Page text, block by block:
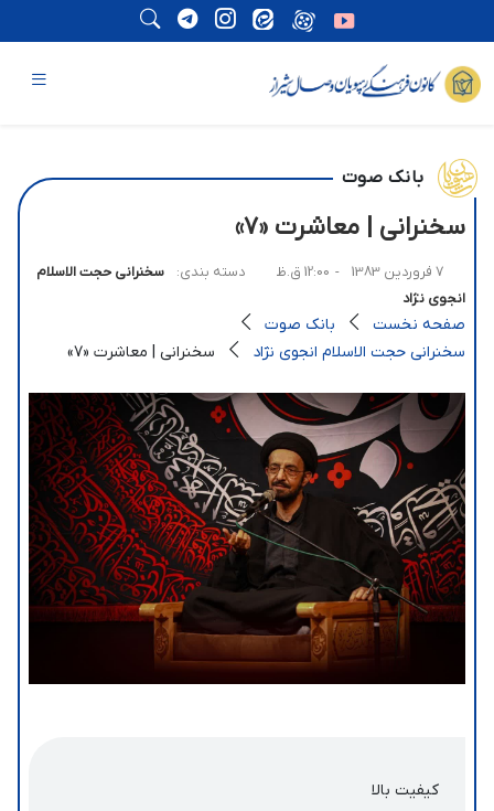
بانک صوت
سخنرانی | معاشرت «7»
7 فروردین 1383 - 12:00 ق.ظ دسته بندی:
سخنرانی حجت الاسلام
انجوی نژاد
صفحه نخست
بانک صوت
سخنرانی حجت الاسلام انجوی نژاد
سخنرانی | معاشرت «7»
کیفیت بالا